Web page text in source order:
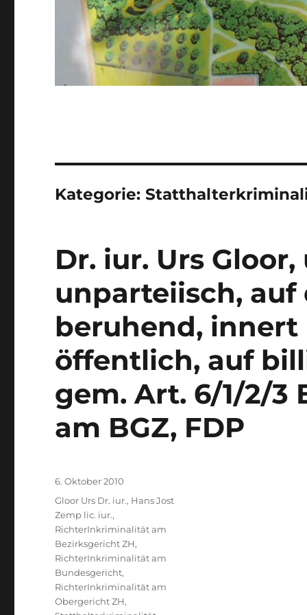
Kategorie:
Dr. iur. Urs
unparteiisch, auf
beruhend,
öffentlich, auf
gem. Art. 6/1/2/3
am BGZ, FDP
Veröffentlicht
am
6. Oktober 2010
Kategorien
Gloor Urs Dr. iur., Hans Jost
Zemp lic. iur.,
RichterInkriminalität am
Bezirksgericht ZH,
RichterInkriminalität am
Bundesgericht,
RichterInkriminalität am
Obergericht ZH,